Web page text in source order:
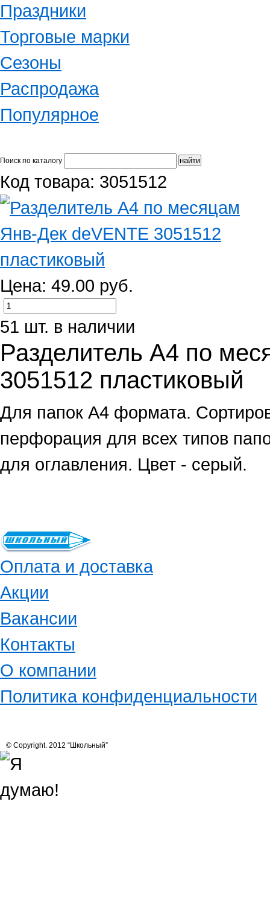
Праздники
Торговые марки
Сезоны
Распродажа
Популярное
Поиск по каталогу
Код товара: 3051512
Цена: 49.00 руб.
51 шт. в наличии
Разделитель А4 по
3051512 пластиковый
Для папок А4 формата.
перфорация для всех типов
для оглавления. Цвет - серый.
Оплата и доставка
Акции
Вакансии
Контакты
О компании
Политика конфиденциальности
© Copyright. 2012 “Школьный”